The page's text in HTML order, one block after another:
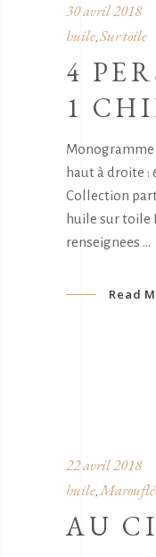
30 avril 2018
huile, Sur toile
4
1
Monogramme
haut à droite :
Collection
huile sur toile
renseignees
Read
22 avril 2018
huile
AU